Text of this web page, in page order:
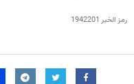
رمز الخبر 1942201